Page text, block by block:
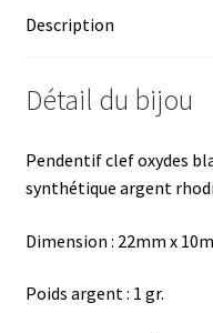
o
o
k
Description
Détail du bijou
Pendentif clef oxydes
synthétique argent
Dimension : 22mm x
Poids argent : 1 gr.